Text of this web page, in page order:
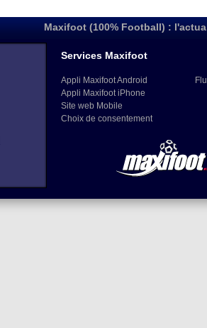
Maxifoot (100% Football) :
Services Maxifoot
Appli Maxifoot Android
Appli Maxifoot iPhone
Site web Mobile
Choix de consentement